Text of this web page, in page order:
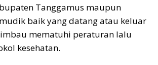
Tanggamus maupun
baik yang datang atau keluar
mematuhi peraturan lalu
kesehatan.